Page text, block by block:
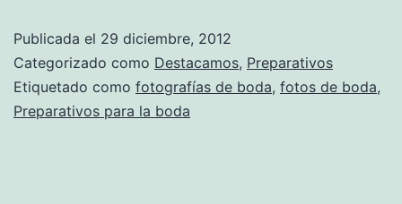
en
las
Publicada el 29 diciembre, 2012
Categorizado como Destacamos, Preparativos
Etiquetado como fotografías de boda, fotos de boda,
Preparativos para la boda